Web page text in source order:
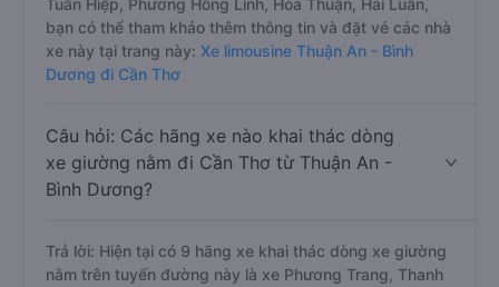
Tuấn Hiệp, Phương Hồng Linh, Hòa Thuận, Hải Luân,
bạn có thể tham khảo thêm thông tin và đặt vé các nhà
xe này tại trang này: Xe limousine Thuận An - Bình
Dương đi Cần Thơ
Câu hỏi: Các hãng xe nào khai thác dòng
xe giường nằm đi Cần Thơ từ Thuận An -
Bình Dương?
Trả lời: Hiện tại có 9 hãng xe khai thác dòng xe giường
nằm trên tuyến đường này là xe Phương Trang, Thanh